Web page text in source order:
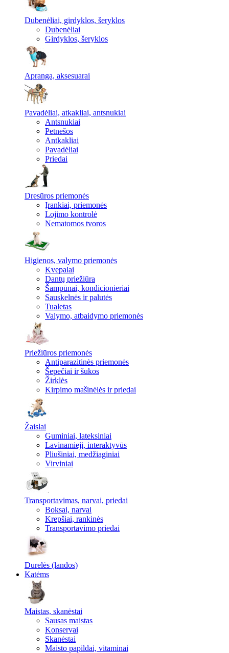
Dubenėliai, girdyklos, šeryklos
Dubenėliai
Girdyklos, šeryklos
Apranga, aksesuarai
Pavadėliai, atkakliai, antsnukiai
Antsnukiai
Petnešos
Antkakliai
Pavadėliai
Priedai
Dresūros priemonės
Įrankiai, priemonės
Lojimo kontrolė
Nematomos tvoros
Higienos, valymo priemonės
Kvepalai
Dantų priežiūra
Šampūnai, kondicionieriai
Sauskelnės ir palutės
Tualetas
Valymo, atbaidymo priemonės
Priežiūros priemonės
Antiparazitinės priemonės
Šepečiai ir šukos
Žirklės
Kirpimo mašinėlės ir priedai
Žaislai
Guminiai, lateksiniai
Lavinamieji, interaktyvūs
Pliušiniai, medžiaginiai
Virviniai
Transportavimas, narvai, priedai
Boksai, narvai
Krepšiai, rankinės
Transportavimo priedai
Durelės (landos)
Katėms
Maistas, skanėstai
Sausas maistas
Konservai
Skanėstai
Maisto papildai, vitaminai